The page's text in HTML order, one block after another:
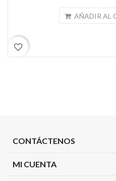
AÑADIR AL
favorite_border
CONTÁCTENOS
MI CUENTA